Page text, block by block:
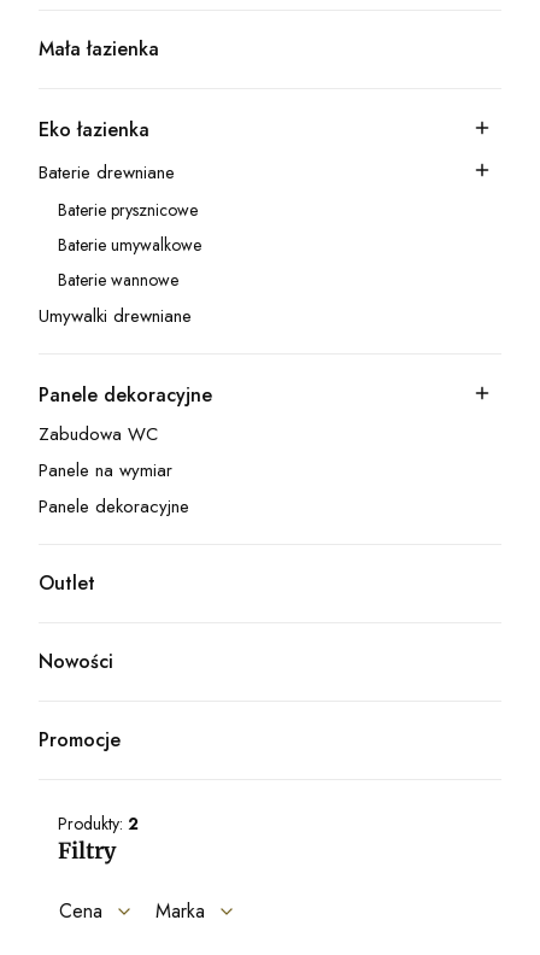
Kategoria - Mała łazienka
Mała łazienka
Kategoria - Eko łazienka
Eko łazienka
Kategoria - Baterie drewniane
Baterie drewniane
Kategoria - Baterie prysznicowe
Baterie prysznicowe
Kategoria - Baterie umywalkowe
Baterie umywalkowe
Kategoria - Baterie wannowe
Baterie wannowe
Kategoria - Umywalki drewniane
Umywalki drewniane
Kategoria - Panele dekoracyjne
Panele dekoracyjne
Kategoria - Zabudowa WC
Zabudowa WC
Kategoria - Panele na wymiar
Panele na wymiar
Kategoria - Panele dekoracyjne
Panele dekoracyjne
Kategoria - Outlet
Outlet
Nowości
Promocje
Produkty: 2
Filtry
Cena Marka